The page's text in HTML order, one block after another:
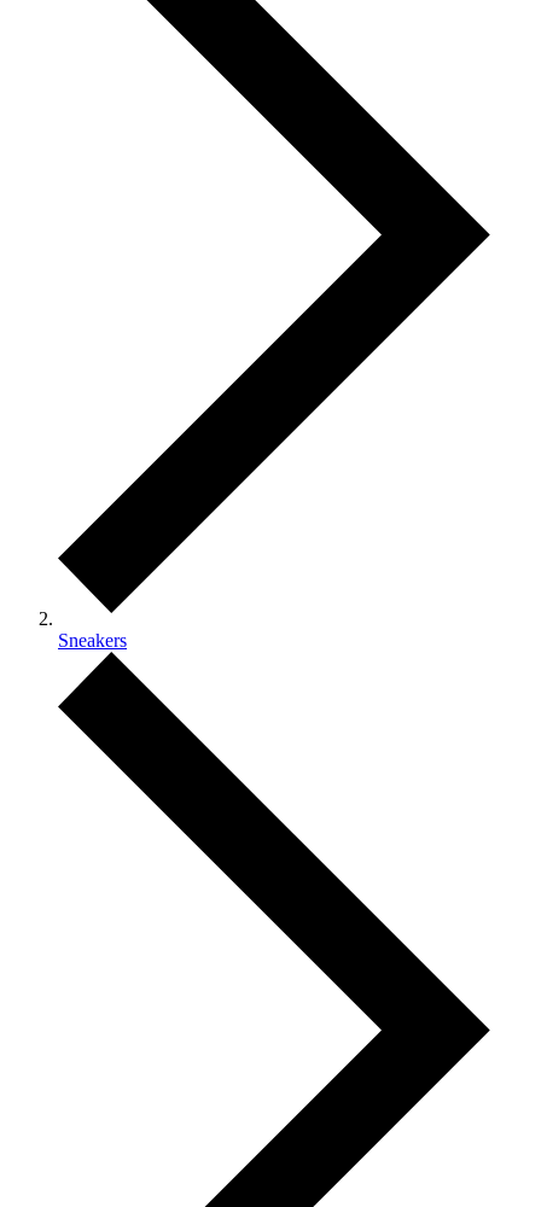
Sneakers